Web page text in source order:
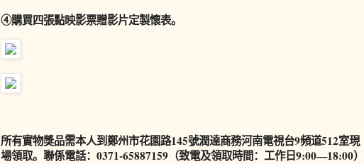
④購買四張點映影票贈影片定製懷表。
所有實物獎品需本人到鄭州市花園路145號潤達商務河南電視台9頻道512室現
場領取。聯係電話：0371-65887159（致電及領取時間：工作日9:00—18:00）